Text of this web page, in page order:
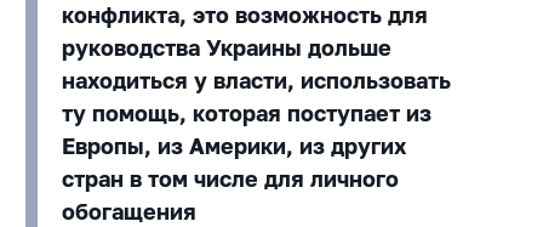
конфликта, это возможность для
руководства Украины дольше
находиться у власти, использовать
ту помощь, которая поступает из
Европы, из Америки, из других
стран в том числе для личного
обогащения